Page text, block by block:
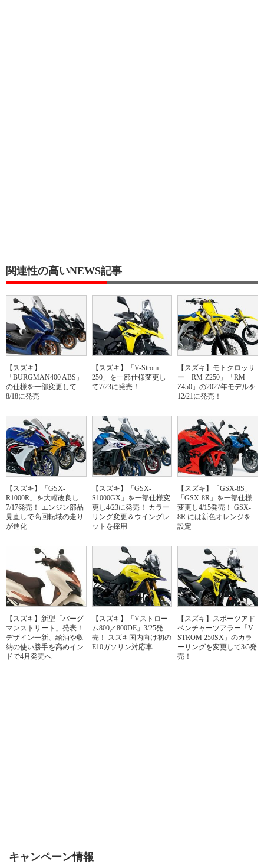
関連性の高いNEWS記事
【スズキ】
「BURGMAN400 ABS」
の仕様を一部変更して
8/18に発売
【スズキ】「V-Strom
250」を一部仕様変更し
て7/23に発売！
【スズキ】モトクロッサ
ー「RM-Z250」「RM-
Z450」の2027年モデルを
12/21に発売！
【スズキ】「GSX-
R1000R」を大幅改良し
7/17発売！ エンジン部品
見直しで高回転域の走り
が進化
【スズキ】「GSX-
S1000GX」を一部仕様変
更し4/23に発売！ カラー
リング変更＆ウイングレ
ットを採用
【スズキ】「GSX-8S」
「GSX-8R」を一部仕様
変更し4/15発売！ GSX-
8R には新色オレンジを
設定
【スズキ】新型「バーグ
マンストリート」発表！
デザイン一新、給油や収
納の使い勝手を高めイン
ドで4月発売へ
【スズキ】「Vストロー
ム800／800DE」3/25発
売！ スズキ国内向け初の
E10ガソリン対応車
【スズキ】スポーツアド
ベンチャーツアラー「V-
STROM 250SX」のカラ
ーリングを変更して3/5発
売！
キャンペーン情報